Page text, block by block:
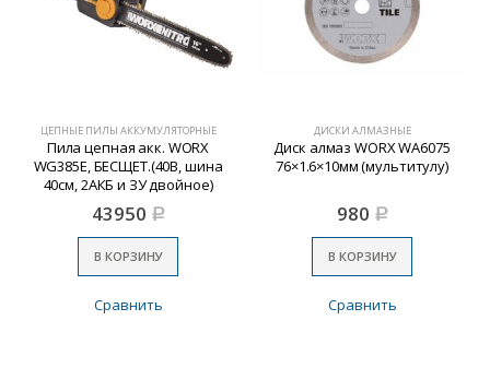
ЦЕПНЫЕ ПИЛЫ АККУМУЛЯТОРНЫЕ
Пила цепная акк. WORX
WG385E, БЕСЩЕТ.(40В, шина
40см, 2АКБ и ЗУ двойное)
43950 Р
В КОРЗИНУ
Сравнить
ДИСКИ АЛМАЗНЫЕ
Диск алмаз WORX WA6075
76×1.6×10мм (мультитулу)
980 Р
В КОРЗИНУ
Сравнить